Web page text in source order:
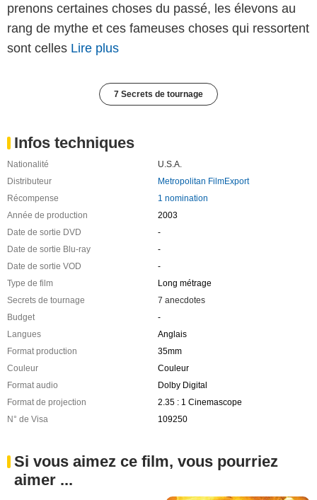
prenons certaines choses du passé, les élevons au
rang de mythe et ces fameuses choses qui ressortent
sont celles Lire plus
7 Secrets de tournage
Infos techniques
Nationalité
U.S.A.
Distributeur
Metropolitan FilmExport
Récompense
1 nomination
Année de production
2003
Date de sortie DVD
-
Date de sortie Blu-ray
-
Date de sortie VOD
-
Type de film
Long métrage
Secrets de tournage
7 anecdotes
Budget
-
Langues
Anglais
Format production
35mm
Couleur
Couleur
Format audio
Dolby Digital
Format de projection
2.35 : 1 Cinemascope
N° de Visa
109250
Si vous aimez ce film, vous pourriez
aimer ...